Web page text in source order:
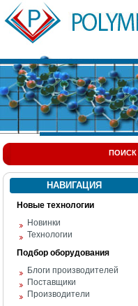
ПОИСК
НАВИГАЦИЯ
Новые технологии
Новинки
Технологии
Подбор оборудования
Блоги производителей
Поставщики
Производители